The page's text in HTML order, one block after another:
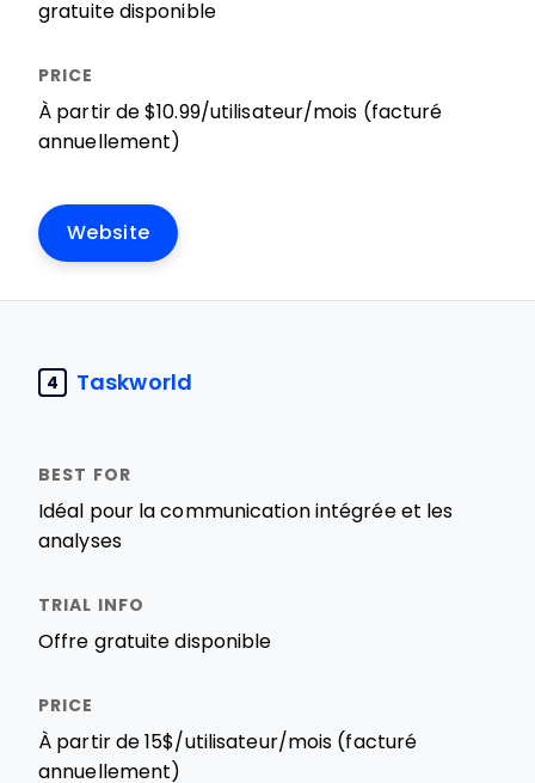
gratuite disponible
À partir de $10.99/utilisateur/mois (facturé
annuellement)
Website
4 Taskworld
Idéal pour la communication intégrée et les
analyses
Offre gratuite disponible
À partir de 15$/utilisateur/mois (facturé
annuellement)